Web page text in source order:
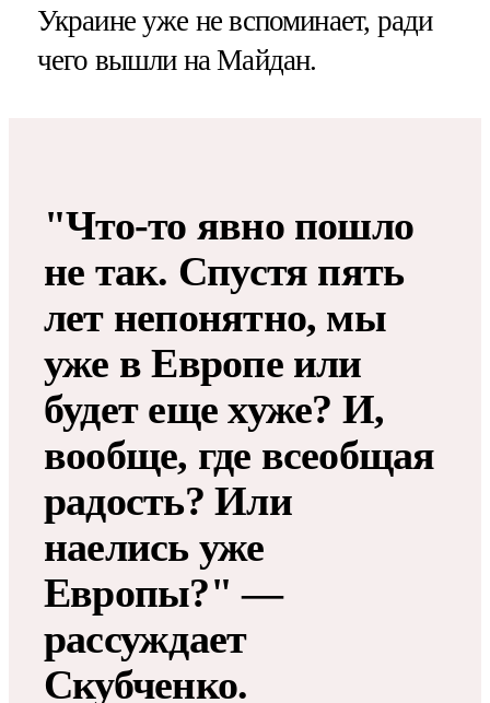
Украине уже не вспоминает, ради
чего вышли на Майдан.
"Что-то явно пошло
не так. Спустя пять
лет непонятно, мы
уже в Европе или
будет еще хуже? И,
вообще, где всеобщая
радость? Или
наелись уже
Европы?" —
рассуждает
Скубченко.